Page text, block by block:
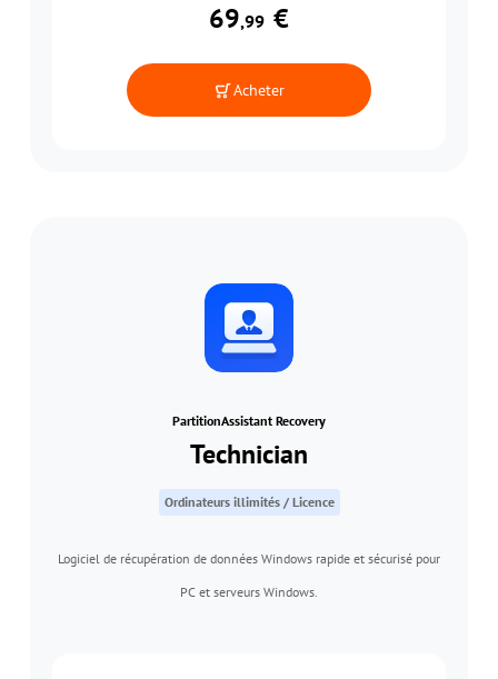
69,99 €
Acheter
PartitionAssistant Recovery
Technician
Ordinateurs illimités / Licence
Logiciel de récupération de données Windows rapide et sécurisé pour
PC et serveurs Windows.